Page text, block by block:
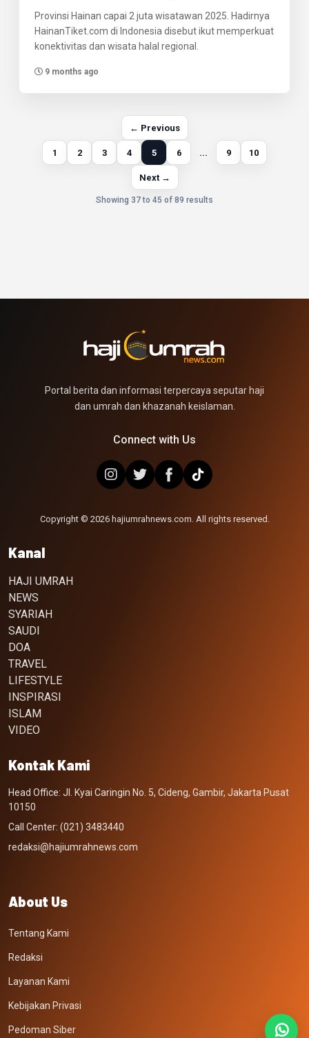
Provinsi Hainan capai 2 juta wisatawan 2025. Hadirnya
HainanTiket.com di Indonesia disebut ikut memperkuat
konektivitas dan wisata halal regional.
9 months ago
← Previous
1 2 3 4 5 6 ... 9 10
Next →
Showing 37 to 45 of 89 results
Portal berita dan informasi terpercaya seputar haji
dan umrah dan khazanah keislaman.
Connect with Us
Copyright © 2026 hajiumrahnews.com. All rights reserved.
Kanal
HAJI UMRAH
NEWS
SYARIAH
SAUDI
DOA
TRAVEL
LIFESTYLE
INSPIRASI
ISLAM
VIDEO
Kontak Kami
Head Office: Jl. Kyai Caringin No. 5, Cideng, Gambir, Jakarta Pusat
10150
Call Center: (021) 3483440
redaksi@hajiumrahnews.com
About Us
Tentang Kami
Redaksi
Layanan Kami
Kebijakan Privasi
Pedoman Siber